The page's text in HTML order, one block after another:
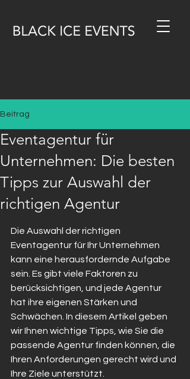
Beitrag
Eventagentur für
Unternehmen: Die besten
Tipps zur Auswahl der
richtigen Agentur
Die Auswahl der richtigen
Eventagentur für Ihr Unternehmen
kann eine herausfordernde Aufgabe
sein. Es gibt viele Faktoren zu
berücksichtigen, und jede Agentur
hat ihre eigenen Stärken und
Schwächen. In diesem Artikel geben
wir Ihnen wichtige Tipps, wie Sie die
passende Agentur finden können, die
Ihren Anforderungen gerecht wird und
Ihre Ziele unterstützt.